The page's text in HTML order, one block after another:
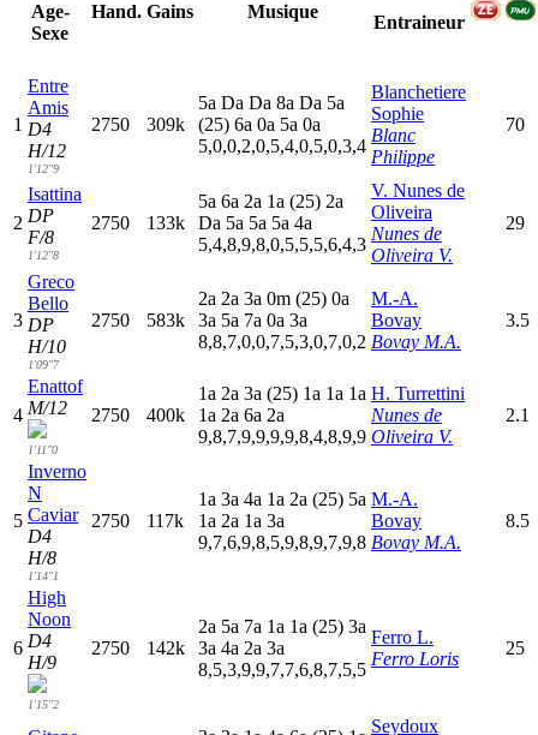
Age-
Sexe
Hand. Gains Musique
Entraineur
1
Entre
Amis
D4
H/12
1'12"9
2750 309k
5a Da Da 8a Da 5a
(25) 6a 0a 5a 0a
5,0,0,2,0,5,4,0,5,0,3,4
Blanchetiere
Sophie
Blanc
Philippe
70
2
Isattina
DP
F/8
1'12"8
2750 133k
5a 6a 2a 1a (25) 2a
Da 5a 5a 5a 4a
5,4,8,9,8,0,5,5,5,6,4,3
V. Nunes de
Oliveira
Nunes de
Oliveira V.
29
3
Greco
Bello
DP
H/10
1'09"7
2750 583k
2a 2a 3a 0m (25) 0a
3a 5a 7a 0a 3a
8,8,7,0,0,7,5,3,0,7,0,2
M.-A.
Bovay
Bovay M.A.
3.5
4
Enattof
M/12
1'11"0
2750 400k
1a 2a 3a (25) 1a 1a 1a
1a 2a 6a 2a
9,8,7,9,9,9,9,8,4,8,9,9
H. Turrettini
Nunes de
Oliveira V.
2.1
5
Inverno
N
Caviar
D4
H/8
1'14"1
2750 117k
1a 3a 4a 1a 2a (25) 5a
1a 2a 1a 3a
9,7,6,9,8,5,9,8,9,7,9,8
M.-A.
Bovay
Bovay M.A.
8.5
6
High
Noon
D4
H/9
1'15"2
2750 142k
2a 5a 7a 1a 1a (25) 3a
3a 4a 2a 3a
8,5,3,9,9,7,7,6,8,7,5,5
Ferro L.
Ferro Loris
25
Seydoux